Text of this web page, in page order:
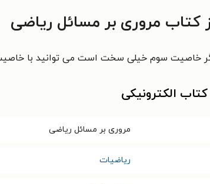
کتاب مروری بر مسائل ریاضی
خاصيت سوم خيلی سخت است می توانيد با
الکترونیکی
مروری بر مسائل ریاضی
ریاضیات